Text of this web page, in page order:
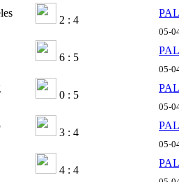
2 : 4
05-
6 : 5
05-
0 : 5
05-
3 : 4
05-
4 : 4